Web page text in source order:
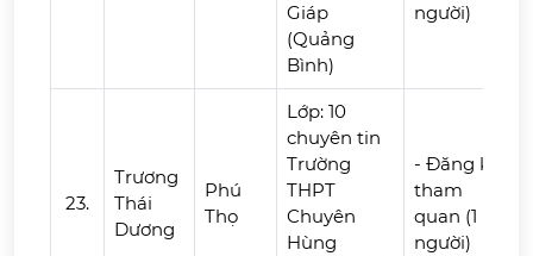
Giáp
(Quảng
Bình)
người)
23.
Trương
Thái
Dương
Phú
Thọ
Lớp: 10
chuyên tin
Trường
THPT
Chuyên
Hùng
- Đăng ký
tham
quan (1
người)